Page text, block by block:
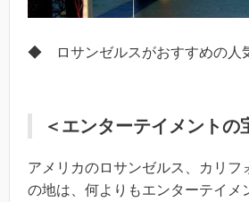
◆ ロサンゼルスがおすすめの人
＜エンターテイメントの
アメリカのロサンゼルス、カリフ
の地は、何よりもエンターテイメ